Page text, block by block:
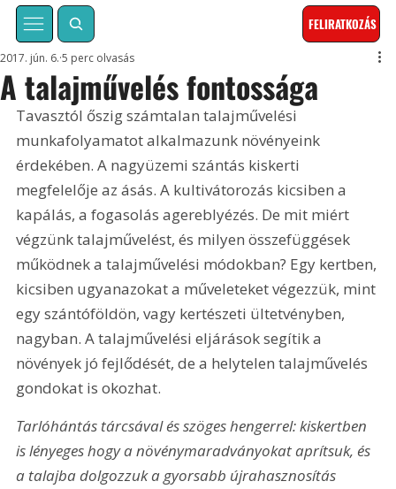
FELIRATKOZÁS
A talajművelés fontossága
2017. jún. 6. 5 perc olvasás
Tavasztól őszig számtalan talajművelési
munkafolyamatot alkalmazunk növényeink
érdekében. A nagyüzemi szántás kiskerti
megfelelője az ásás. A kultivátorozás kicsiben a
kapálás, a fogasolás agereblyézés. De mit miért
végzünk talajművelést, és milyen összefüggések
működnek a talajművelési módokban? Egy kertben,
kicsiben ugyanazokat a műveleteket végezzük, mint
egy szántóföldön, vagy kertészeti ültetvényben,
nagyban. A talajművelési eljárások segítik a
növények jó fejlődését, de a helytelen talajművelés
gondokat is okozhat.
Tarlóhántás tárcsával és szöges hengerrel: kiskertben
is lényeges hogy a növénymaradványokat aprítsuk, és
a talajba dolgozzuk a gyorsabb újrahasznosítás